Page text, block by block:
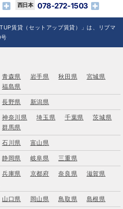
078-272-1503
賃貸（セットアップ賃貸）」は、リブマ
青森県 岩手県 秋田県
宮城県
福島県
長野県 新潟県
神奈川県 埼玉県 千葉県
茨城県
群馬県
石川県 富山県
静岡県 岐阜県 三重県
兵庫県 京都府 奈良県
滋賀県
山口県 岡山県 鳥取県 島根県